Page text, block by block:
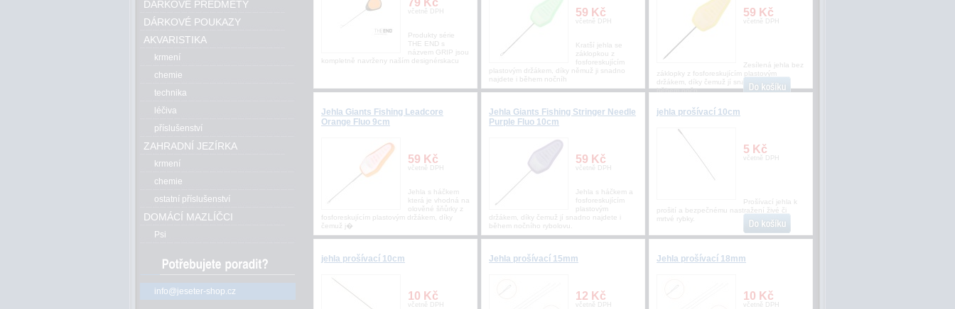
79 Kč
včetně DPH
Produkty série
THE END s
názvem GRIP jsou
kompletně navrženy naším designérskacu
59 Kč
včetně DPH
Kratší jehla se
záklopkou z
fosforeskujícím
plastovým držákem, díky němuž ji snadno
najdete i během nočníh
59 Kč
včetně DPH
Zesílená jehla bez
záklopky z fosforeskujícím plastovým
držákem, díky čemuž jí snadno najdete i
během nočn
Jehla Giants Fishing Leadcore
Orange Fluo 9cm
59 Kč
včetně DPH
Jehla s háčkem
která je vhodná na
olověné šňůrky z
fosforeskujícím plastovým držákem, díky
čemuž j�
Jehla Giants Fishing Stringer Needle
Purple Fluo 10cm
59 Kč
včetně DPH
Jehla s háčkem a
fosforeskujícím
plastovým
držákem, díky čemuž jí snadno najdete i
během nočního rybolovu.
jehla prošívací 10cm
5 Kč
včetně DPH
Prošívací jehla k
prošití a bezpečnému nastražení živé či
mrtvé rybky.
jehla prošívací 10cm
10 Kč
včetně DPH
Jehla prošívací 15mm
12 Kč
včetně DPH
Jehla prošívací 18mm
10 Kč
včetně DPH
DÁRKOVÉ PŘEDMĚTY
DÁRKOVÉ POUKAZY
AKVARISTIKA
krmení
chemie
technika
léčiva
příslušenství
ZAHRADNÍ JEZÍRKA
krmení
chemie
ostatní příslušenství
DOMÁCÍ MAZLÍČCI
Psi
info@jeseter-shop.cz